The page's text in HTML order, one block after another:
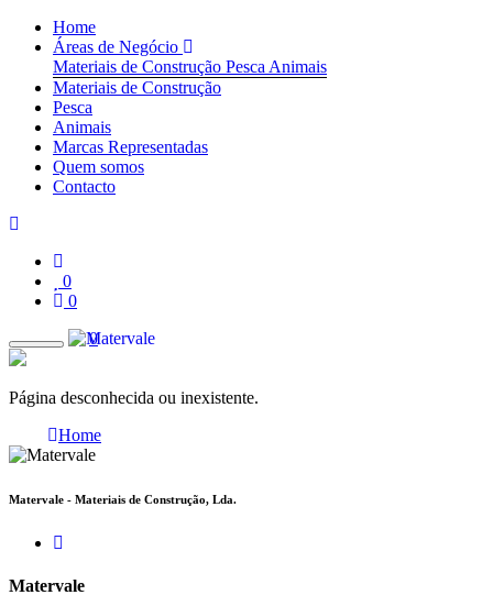
Home
Áreas de Negócio
Materiais de Construção Pesca Animais
Materiais de Construção
Pesca
Animais
Marcas Representadas
Quem somos
Contacto
0
0
0
Página desconhecida ou inexistente.
Home
Matervale - Materiais de Construção, Lda.
Matervale